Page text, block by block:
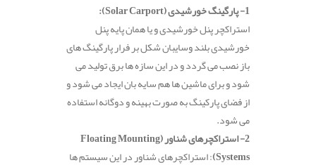
1- پارگینگ خورشیدی (Solar Carport):
استراکچر پنل خورشیدی و یا همان پایه پنل
خورشیدی بلند وسایبان شکل بر فرار پارگینگ های
باز نصب می گردد و در این سازه ها برق تولید می
شود و برای ماشین ها هم سایه بان ایجاد می شود و
از فضای پارکینگ به صورت بهینه و دوگانه استفاده
می شود.
2- استراکچرهای شناور (Floating Mounting
Systems) : استراکچرهای شناور در این سیستم ها